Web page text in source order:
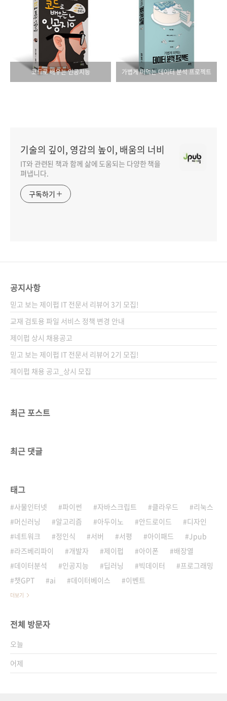
코드로 배우는 인공지능 가볍게 떠먹는 데이터 분석 프로젝트
기술의 깊이, 영감의 높이, 배움의 너비
IT와 관련된 책과 함께 삶에 도움되는 다양한 책을
펴냅니다.
구독하기
공지사항
믿고 보는 제이펍 IT 전문서 리뷰어 3기 모집!
교재 검토용 파일 서비스 정책 변경 안내
제이펍 상시 채용공고
믿고 보는 제이펍 IT 전문서 리뷰어 2기 모집!
제이펍 채용 공고_상시 모집
최근 포스트
최근 댓글
태그
사물인터넷 파이썬 자바스크립트 클라우드
리눅스
머신러닝
알고리즘 아두이노 안드로이드
디자인
네트워크
정인식 서버 서평 아이패드
Jpub
라즈베리파이
개발자 제이펍 아이폰
배장열
데이터분석
인공지능 딥러닝 빅데이터
프로그래밍
챗GPT
ai 데이터베이스 이벤트
더보기
전체 방문자
오늘
어제